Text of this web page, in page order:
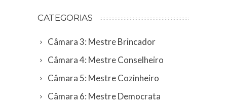
CATEGORIAS
Câmara 3: Mestre Brincador
Câmara 4: Mestre Conselheiro
Câmara 5: Mestre Cozinheiro
Câmara 6: Mestre Democrata